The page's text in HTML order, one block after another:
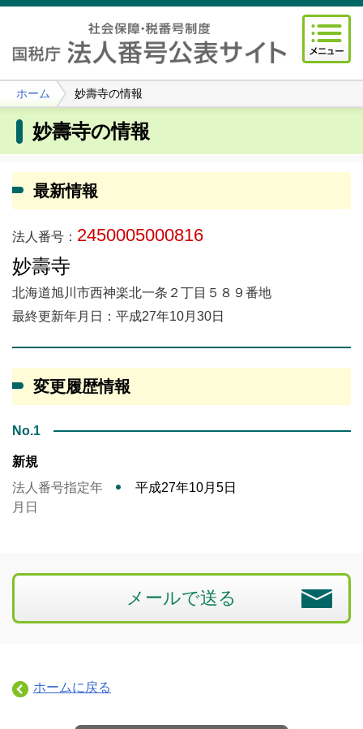
ホーム 妙壽寺の情報
妙壽寺の情報
最新情報
法人番号： 2450005000816
妙壽寺
北海道旭川市西神楽北一条２丁目５８９番地
最終更新年月日：平成27年10月30日
変更履歴情報
No.1
新規
法人番号指定年
月日
平成27年10月5日
メールで送る
ホームに戻る